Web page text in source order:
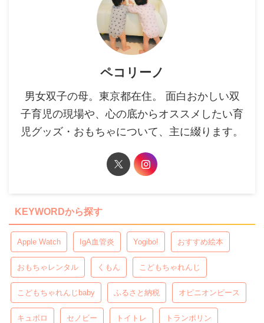
ペコリーノ
男女双子の母。東京都在住。 面白おかしい双
子育児の現場や、心の底からオススメしたい育
児グッズ・おもちゃについて、主に綴ります。
KEYWORDから探す
Apple Watch IgA血管炎 Yogibo! おすすめ絵本
おもちゃレンタル くもん こどもちゃれんじ
こどもちゃれんじbaby ふるさと納税 オピニオンピース
キュボロ セノビー トイトレ トランポリン